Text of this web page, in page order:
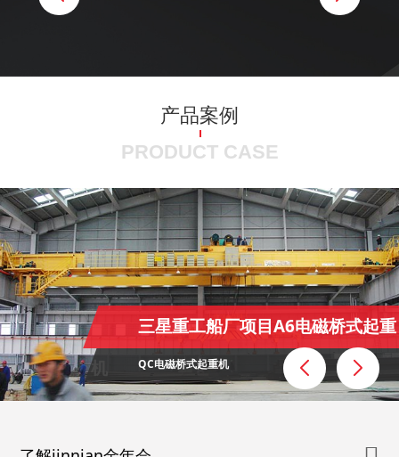
产品案例
PRODUCT CASE
三星重工船厂项目A6电磁桥式起重
机
QC电磁桥式起重机